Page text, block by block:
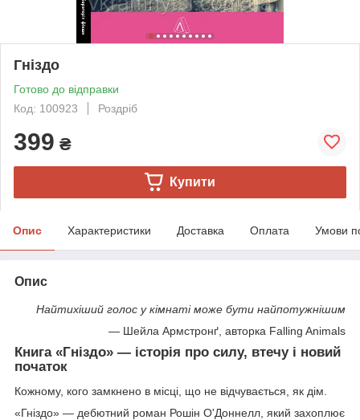
Гніздо
Готово до відправки
Код: 100923
Роздріб
399 ₴
Купити
Опис Характеристики Доставка Оплата Умови
Опис
Найтихіший голос у кімнаті може бути найпотужнішим
— Шейла Армстронґ, авторка Falling Animals
Книга «Гніздо» — історія про силу, втечу і новий
початок
Кожному, кого замкнено в місці, що не відчувається, як дім.
«Гніздо» — дебютний роман Рошін О'Доннелл, який захоплює